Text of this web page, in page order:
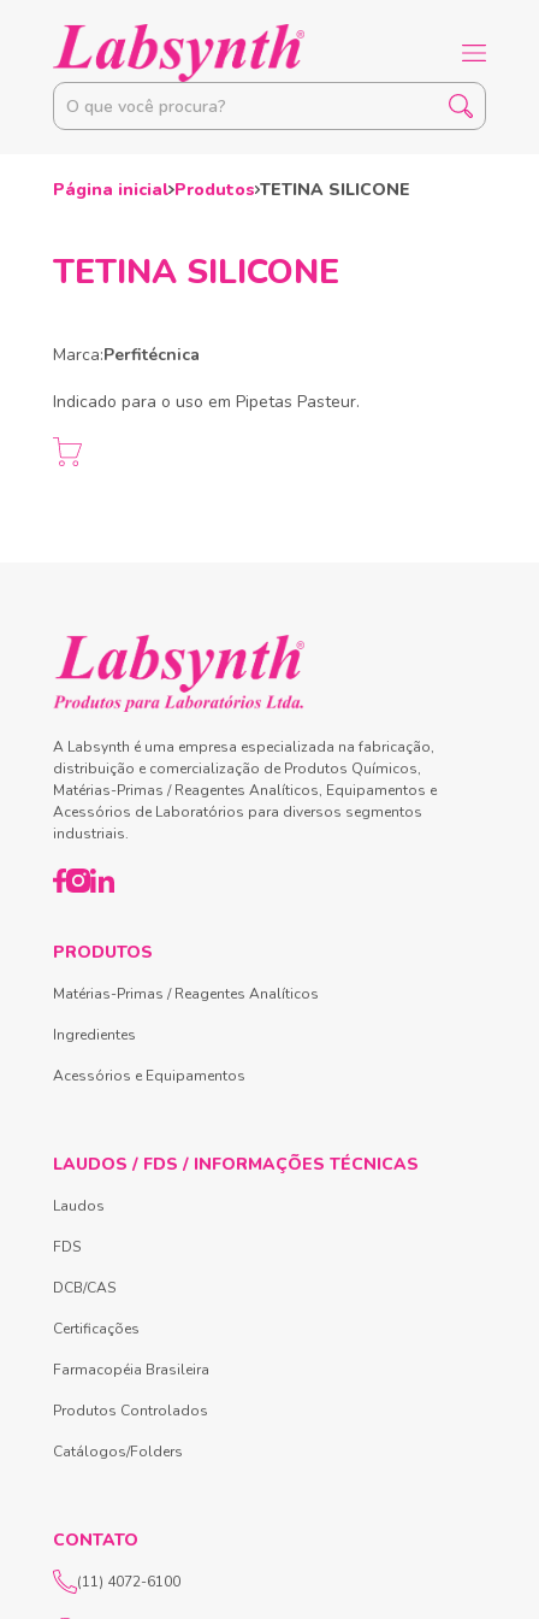
Página inicial Produtos TETINA SILICONE
TETINA SILICONE
Marca:Perfitécnica
Indicado para o uso em Pipetas Pasteur.
A Labsynth é uma empresa especializada na fabricação,
distribuição e comercialização de Produtos Químicos,
Matérias-Primas / Reagentes Analíticos, Equipamentos e
Acessórios de Laboratórios para diversos segmentos
industriais.
PRODUTOS
Matérias-Primas / Reagentes Analíticos
Ingredientes
Acessórios e Equipamentos
LAUDOS / FDS / INFORMAÇÕES TÉCNICAS
Laudos
FDS
DCB/CAS
Certificações
Farmacopéia Brasileira
Produtos Controlados
Catálogos/Folders
CONTATO
(11) 4072-6100